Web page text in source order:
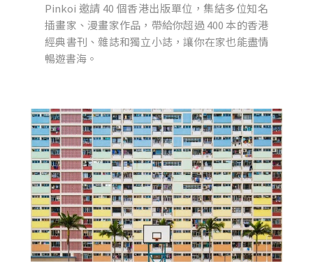
Pinkoi 邀請 40 個香港出版單位，集結多位知名
插畫家、漫畫家作品，帶給你超過 400 本的香港
經典書刊、雜誌和獨立小誌，讓你在家也能盡情
暢遊書海。